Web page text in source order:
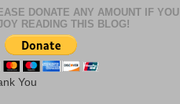
DONATE ANY AMOUNT IF YOU
READING THIS BLOG!
You